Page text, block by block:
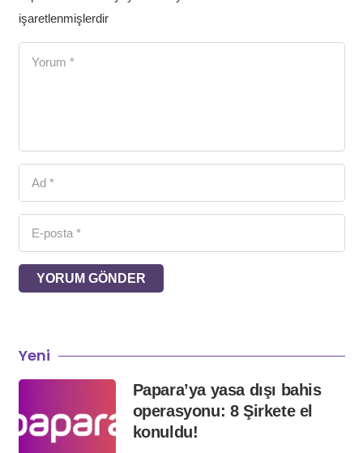
işaretlenmişlerdir
YORUM GÖNDER
Yeni
Papara’ya yasa dışı bahis
operasyonu: 8 Şirkete el
konuldu!